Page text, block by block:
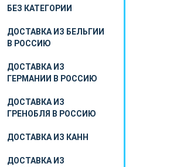
БЕЗ КАТЕГОРИИ
ДОСТАВКА ИЗ БЕЛЬГИИ
В РОССИЮ
ДОСТАВКА ИЗ
ГЕРМАНИИ В РОССИЮ
ДОСТАВКА ИЗ
ГРЕНОБЛЯ В РОССИЮ
ДОСТАВКА ИЗ КАНН
ДОСТАВКА ИЗ